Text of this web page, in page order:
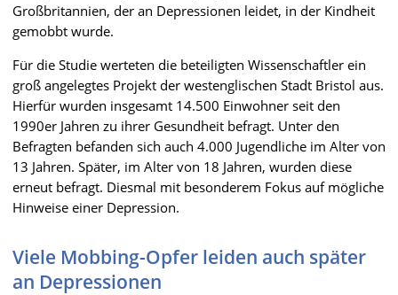
Großbritannien, der an Depressionen leidet, in der Kindheit
gemobbt wurde.
Für die Studie werteten die beteiligten Wissenschaftler ein
groß angelegtes Projekt der westenglischen Stadt Bristol aus.
Hierfür wurden insgesamt 14.500 Einwohner seit den
1990er Jahren zu ihrer Gesundheit befragt. Unter den
Befragten befanden sich auch 4.000 Jugendliche im Alter von
13 Jahren. Später, im Alter von 18 Jahren, wurden diese
erneut befragt. Diesmal mit besonderem Fokus auf mögliche
Hinweise einer Depression.
Viele Mobbing-Opfer leiden auch später
an Depressionen